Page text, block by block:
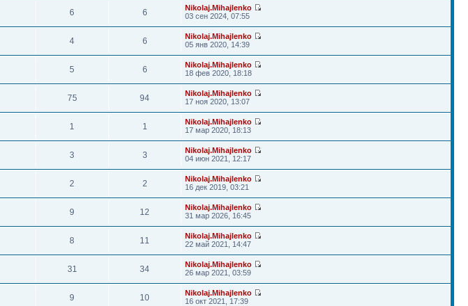
6 6
Nikolaj.Mihajlenko
03 сен 2024, 07:55
4 6
Nikolaj.Mihajlenko
05 янв 2020, 14:39
5 6
Nikolaj.Mihajlenko
18 фев 2020, 18:18
75 94
Nikolaj.Mihajlenko
17 ноя 2020, 13:07
1 1
Nikolaj.Mihajlenko
17 мар 2020, 18:13
3 3
Nikolaj.Mihajlenko
04 июн 2021, 12:17
2 2
Nikolaj.Mihajlenko
16 дек 2019, 03:21
9 12
Nikolaj.Mihajlenko
31 мар 2026, 16:45
8 11
Nikolaj.Mihajlenko
22 май 2021, 14:47
31 34
Nikolaj.Mihajlenko
26 мар 2021, 03:59
9 10
Nikolaj.Mihajlenko
16 окт 2021, 17:39